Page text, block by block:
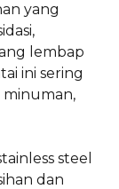
yang
lembap
ini sering
steel
dan